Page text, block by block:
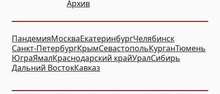
Архив
ПандемияМоскваЕкатеринбургЧелябинск
Санкт-ПетербургКрымСевастопольКурганТюмень
ЮграЯмалКраснодарский крайУралСибирь
Дальний ВостокКавказ